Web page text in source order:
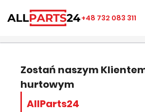
+48 732 083 311
Zostań naszym
hurtowym
AllParts24
((modalTitle))
((cancelText))
Utwórz listę ulubionych
Anuluj Zapisz
Zaloguj się
liście życzeń.
Anuluj Zaloguj się